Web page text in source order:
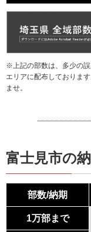
※上記の部数は、多少の
エリアに配布しておりま
ませ。
富士見市の
部数/納期
1万部まで